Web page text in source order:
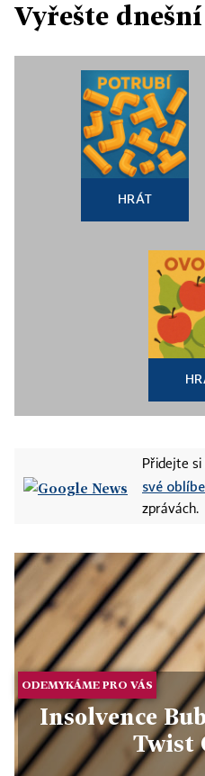
Vyřešte
HRÁT
Přidejte
své
zprávách.
ODEMYKÁME PRO VÁS
Insolvence
Twist